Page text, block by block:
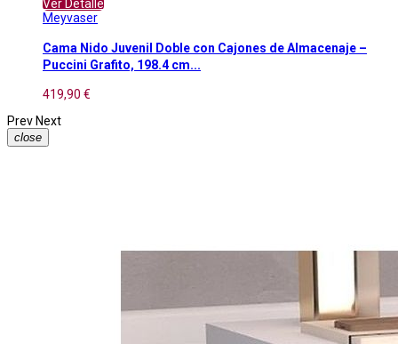
Ver Detalle
Meyvaser
Cama Nido Juvenil Doble con Cajones de Almacenaje –
Puccini Grafito, 198.4 cm...
419,90 €
Prev Next
close